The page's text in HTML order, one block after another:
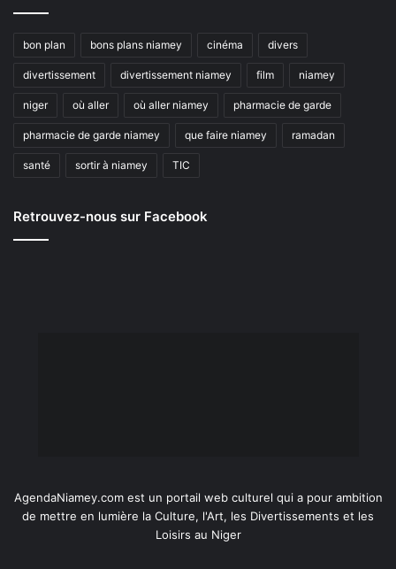
bon plan bons plans niamey cinéma divers
divertissement divertissement niamey film niamey
niger où aller où aller niamey pharmacie de garde
pharmacie de garde niamey que faire niamey ramadan
santé sortir à niamey TIC
Retrouvez-nous sur Facebook
AgendaNiamey.com est un portail web culturel qui a pour ambition
de mettre en lumière la Culture, l'Art, les Divertissements et les
Loisirs au Niger